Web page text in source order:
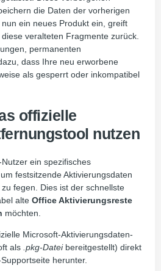
die Daten der vorherigen
ein neues Produkt ein, greift
veralteten Fragmente zurück.
permanenten
dass Ihre neu erworbene
als gesperrt oder inkompatibel
offizielle
nutzen
ein spezifisches
festsitzende Aktivierungsdaten
fegen. Dies ist der schnellste
alte Office Aktivierungsreste
möchten.
Microsoft-Aktivierungsdaten-
als .pkg-Dateibereitgestellt) direkt
herunter.